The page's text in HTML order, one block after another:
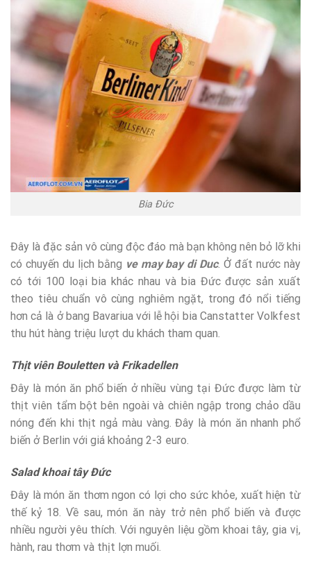
Bia Đức
Đây là đặc sản vô cùng độc đáo mà bạn không nên bỏ lỡ khi
có chuyến du lịch bằng ve may bay di Duc. Ở đất nước này
có tới 100 loại bia khác nhau và bia Đức được sản xuất
theo tiêu chuẩn vô cùng nghiêm ngặt, trong đó nổi tiếng
hơn cả là ở bang Bavariua với lễ hội bia Canstatter Volkfest
thu hút hàng triệu lượt du khách tham quan.
Thịt viên Bouletten và Frikadellen
Đây là món ăn phổ biến ở nhiều vùng tại Đức được làm từ
thịt viên tẩm bột bên ngoài và chiên ngập trong chảo dầu
nóng đến khi thịt ngả màu vàng. Đây là món ăn nhanh phổ
biến ở Berlin với giá khoảng 2-3 euro.
Salad khoai tây Đức
Đây là món ăn thơm ngon có lợi cho sức khỏe, xuất hiện từ
thế kỷ 18. Về sau, món ăn này trở nên phổ biến và được
nhiều người yêu thích. Với nguyên liệu gồm khoai tây, gia vị,
hành, rau thơm và thịt lợn muối.